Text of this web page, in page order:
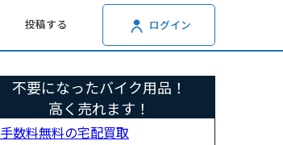
投稿する ログイン
不要になったバイク用品！
高く売れます！
手数料無料の宅配買取